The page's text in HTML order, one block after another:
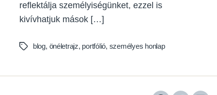
reflektálja személyiségünket, ezzel is
kivívhatjuk mások […]
Tags blog, önéletrajz, portfólió, személyes honlap